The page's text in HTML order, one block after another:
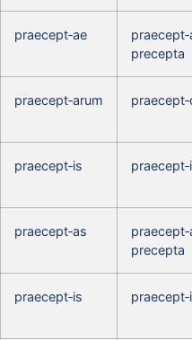
praecept‑ae
precepta
praecept‑arum
praecept‑is
praecept‑as
precepta
praecept‑is